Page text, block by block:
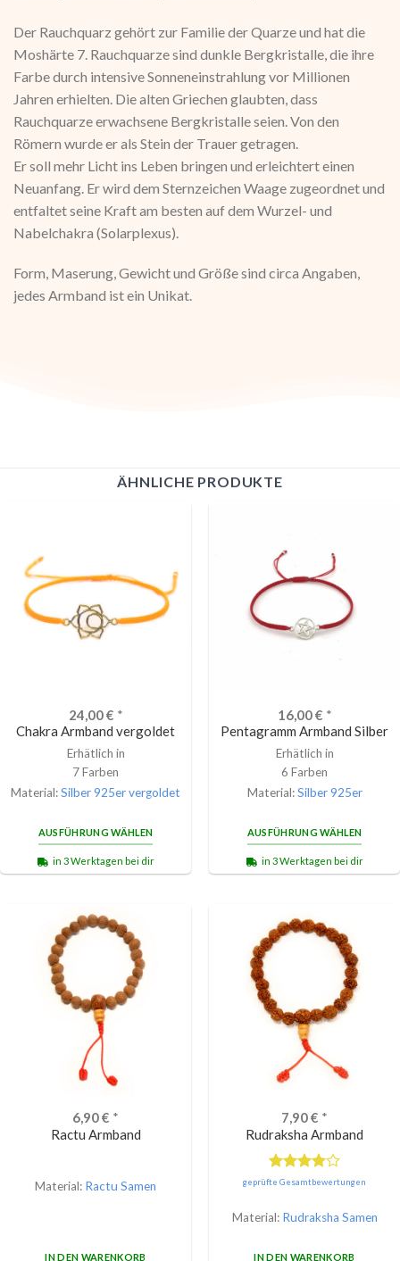
Der Rauchquarz gehört zur Familie der Quarze und hat die
Moshärte 7. Rauchquarze sind dunkle Bergkristalle, die ihre
Farbe durch intensive Sonneneinstrahlung vor Millionen
Jahren erhielten. Die alten Griechen glaubten, dass
Rauchquarze erwachsene Bergkristalle seien. Von den
Römern wurde er als Stein der Trauer getragen.
Er soll mehr Licht ins Leben bringen und erleichtert einen
Neuanfang. Er wird dem Sternzeichen Waage zugeordnet und
entfaltet seine Kraft am besten auf dem Wurzel- und
Nabelchakra (Solarplexus).
Form, Maserung, Gewicht und Größe sind circa Angaben,
jedes Armband ist ein Unikat.
ÄHNLICHE PRODUKTE
24,00€ *
Chakra Armband vergoldet
Erhätlich in
7 Farben
Material:Silber 925er vergoldet
AUSFÜHRUNG WÄHLEN
in 3 Werktagen bei dir
16,00€ *
Pentagramm Armband Silber
Erhätlich in
6 Farben
Material:Silber 925er
AUSFÜHRUNG WÄHLEN
in 3 Werktagen bei dir
6,90€ *
Ractu Armband
Material: Ractu Samen
IN DEN WARENKORB
7,90€ *
Rudraksha Armband
Bewertet
von 5
geprüfte Gesamtbewertungen
Material: Rudraksha Samen
IN DEN WARENKORB